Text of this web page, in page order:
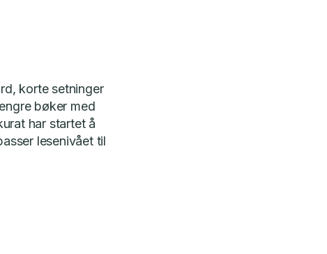
korte setninger
bøker med
har startet å
lesenivået til